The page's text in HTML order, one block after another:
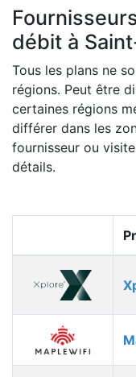
débit à
Tous les plans ne
régions. Peut être
certaines régions
différer dans les
fournisseur ou
détails.